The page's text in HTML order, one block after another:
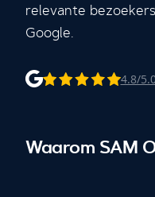
relevante
Google.
4.8/
Waarom SAM